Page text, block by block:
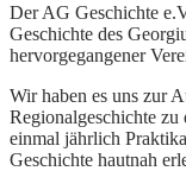
Der AG Geschichte
Geschichte des
hervorgegangener
Wir haben es uns zur
Regionalgeschichte
einmal jährlich
Geschichte hautnah